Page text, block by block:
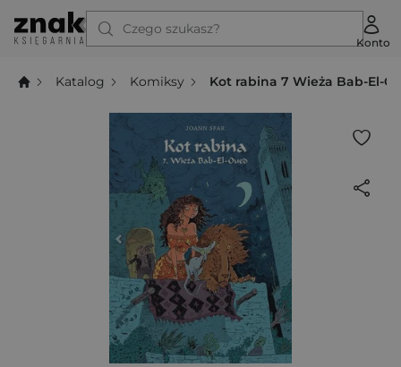
Czego szukasz?
Konto
Katalog Komiksy Kot rabina 7 Wieża Bab-El-